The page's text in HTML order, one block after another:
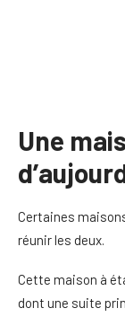
Une
Certaines
réunir les deux.
Cette maison à
dont une suite